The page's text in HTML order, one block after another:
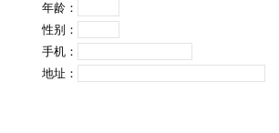
年龄：
性别：
手机：
地址：